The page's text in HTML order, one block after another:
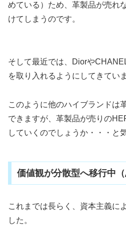
めている）ため、革製品が売れ
けてしまうのです。
そして最近では、Diorや
を取り入れるようにしてきてい
このように他のハイブランドは
できますが、革製品が売りの
していくのでしょうか・・・と
価値観が分散型へ移行中（
これまでは長らく、資本主義に
した。